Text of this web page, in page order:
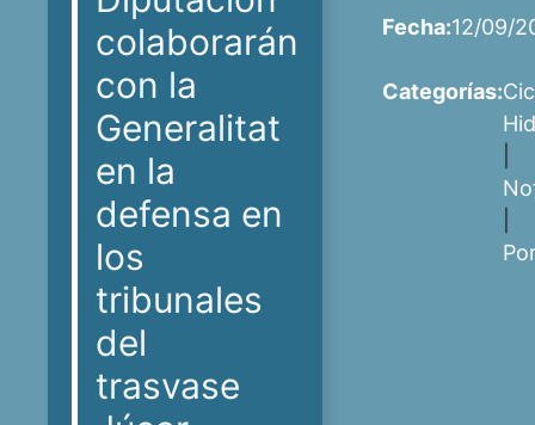
colaborarán
con la
Generalitat
en la
defensa en
los
tribunales
del
trasvase
Fecha:12/09/
Categorías: